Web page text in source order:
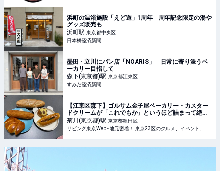
浜町の温浴施設「えど遊」1周年 周年記念限定の湯や
グッズ販売も
浜町駅 東京都中央区
日本橋経済新聞
墨田・立川にパン店「NOARIS」 日常に寄り添うベ
ーカリー目指して
森下(東京都)駅 東京都江東区
すみだ経済新聞
【江東区森下】ゴルサム金子屋ベーカリー・カスター
ドクリームが「これでもか」というほど詰まって絶品
クリームパン他
菊川(東京都)駅 東京都墨田区